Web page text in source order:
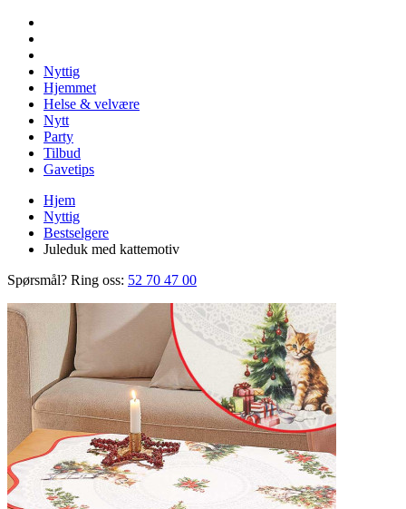
Nyttig
Hjemmet
Helse & velvære
Nytt
Party
Tilbud
Gavetips
Hjem
Nyttig
Bestselgere
Juleduk med kattemotiv
Spørsmål? Ring oss: 52 70 47 00